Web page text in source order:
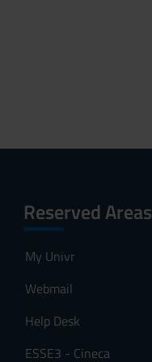
Reserved Areas
My Univr
Webmail
Help Desk
ESSE3 - Cineca